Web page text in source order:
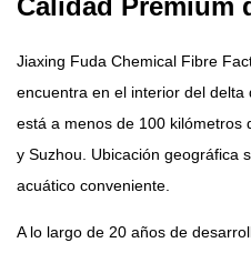
Calidad Premium
Jiaxing Fuda Chemical Fibre
encuentra en el interior del
está a menos de 100 kilómetros
y Suzhou. Ubicación geográfica
acuático conveniente.
A lo largo de 20 años de